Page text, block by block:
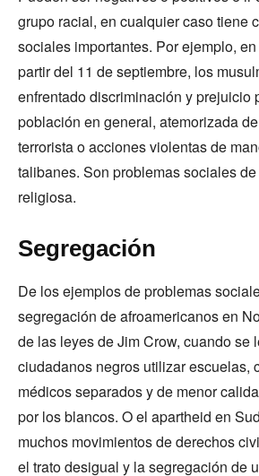
grupo racial, en cualquier caso tiene
sociales importantes. Por ejemplo,
partir del 11 de septiembre, los
enfrentado discriminación y prejuicio
población en general, atemorizada
terrorista o acciones violentas de
talibanes. Son problemas sociales
religiosa.
Segregación
De los ejemplos de problemas
segregación de afroamericanos en
de las leyes de Jim Crow, cuando se
ciudadanos negros utilizar escuelas,
médicos separados y de menor
por los blancos. O el apartheid en
muchos movimientos de derechos
el trato desigual y la segregación de